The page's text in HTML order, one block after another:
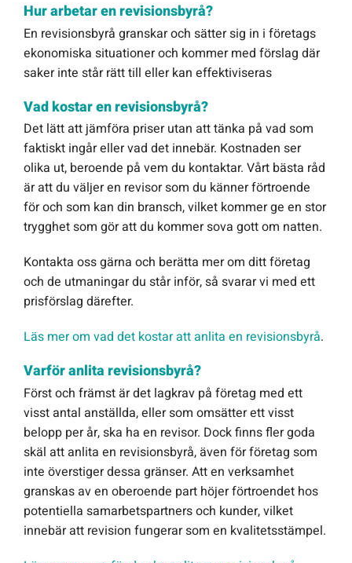
Hur arbetar en revisionsbyrå?
En revisionsbyrå granskar och sätter sig in i företags
ekonomiska situationer och kommer med förslag där
saker inte står rätt till eller kan effektiviseras
Vad kostar en revisionsbyrå?
Det lätt att jämföra priser utan att tänka på vad som
faktiskt ingår eller vad det innebär. Kostnaden ser
olika ut, beroende på vem du kontaktar. Vårt bästa råd
är att du väljer en revisor som du känner förtroende
för och som kan din bransch, vilket kommer ge en stor
trygghet som gör att du kommer sova gott om natten.
Kontakta oss gärna och berätta mer om ditt företag
och de utmaningar du står inför, så svarar vi med ett
prisförslag därefter.
Läs mer om vad det kostar att anlita en revisionsbyrå.
Varför anlita revisionsbyrå?
Först och främst är det lagkrav på företag med ett
visst antal anställda, eller som omsätter ett visst
belopp per år, ska ha en revisor. Dock finns fler goda
skäl att anlita en revisionsbyrå, även för företag som
inte överstiger dessa gränser. Att en verksamhet
granskas av en oberoende part höjer förtroendet hos
potentiella samarbetspartners och kunder, vilket
innebär att revision fungerar som en kvalitetsstämpel.